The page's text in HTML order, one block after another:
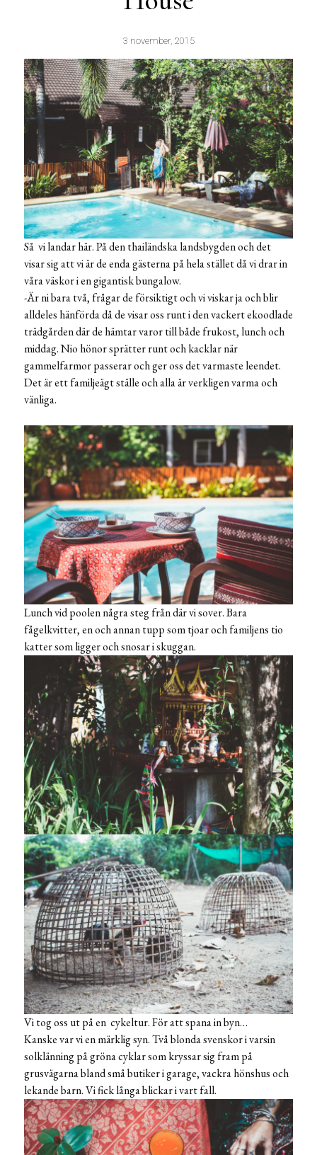
3 november, 2015
Så vi landar här. På den thailändska landsbygden och det
visar sig att vi är de enda gästerna på hela stället då vi drar in
våra väskor i en gigantisk bungalow.
-Är ni bara två, frågar de försiktigt och vi viskar ja och blir
alldeles hänförda då de visar oss runt i den vackert ekoodlade
trädgården där de hämtar varor till både frukost, lunch och
middag. Nio hönor sprätter runt och kacklar när
gammelfarmor passerar och ger oss det varmaste leendet.
Det är ett familjeägt ställe och alla är verkligen varma och
vänliga.
Lunch vid poolen några steg från där vi sover. Bara
fågelkvitter, en och annan tupp som tjoar och familjens tio
katter som ligger och snosar i skuggan.
Vi tog oss ut på en cykeltur. För att spana in byn…
Kanske var vi en märklig syn. Två blonda svenskor i varsin
solklänning på gröna cyklar som kryssar sig fram på
grusvägarna bland små butiker i garage, vackra hönshus och
lekande barn. Vi fick långa blickar i vart fall.